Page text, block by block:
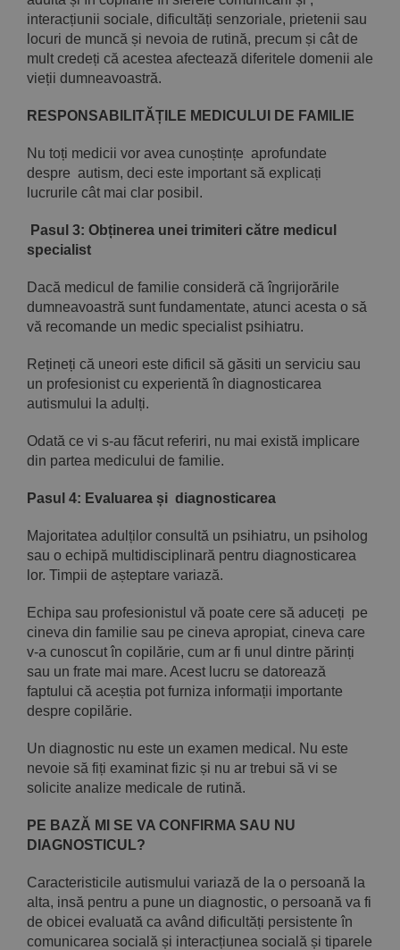
interacțiunii sociale, dificultăți senzoriale, prietenii sau
locuri de muncă și nevoia de rutină, precum și cât de
mult credeți că acestea afectează diferitele domenii ale
vieții dumneavoastră.
RESPONSABILITĂȚILE MEDICULUI DE FAMILIE
Nu toți medicii vor avea cunoștințe aprofundate
despre autism, deci este important să explicați
lucrurile cât mai clar posibil.
Pasul 3: Obținerea unei trimiteri către medicul
specialist
Dacă medicul de familie consideră că îngrijorările
dumneavoastră sunt fundamentate, atunci acesta o să
vă recomande un medic specialist psihiatru.
Rețineți că uneori este dificil să găsiti un serviciu sau
un profesionist cu experientă în diagnosticarea
autismului la adulți.
Odată ce vi s-au făcut referiri, nu mai există implicare
din partea medicului de familie.
Pasul 4: Evaluarea și diagnosticarea
Majoritatea adulților consultă un psihiatru, un psiholog
sau o echipă multidisciplinară pentru diagnosticarea
lor. Timpii de așteptare variază.
Echipa sau profesionistul vă poate cere să aduceți pe
cineva din familie sau pe cineva apropiat, cineva care
v-a cunoscut în copilărie, cum ar fi unul dintre părinți
sau un frate mai mare. Acest lucru se datorează
faptului că aceștia pot furniza informații importante
despre copilărie.
Un diagnostic nu este un examen medical. Nu este
nevoie să fiți examinat fizic și nu ar trebui să vi se
solicite analize medicale de rutină.
PE BAZĂ MI SE VA CONFIRMA SAU NU
DIAGNOSTICUL?
Caracteristicile autismului variază de la o persoană la
alta, insă pentru a pune un diagnostic, o persoană va fi
de obicei evaluată ca având dificultăți persistente în
comunicarea socială și interacțiunea socială și tiparele